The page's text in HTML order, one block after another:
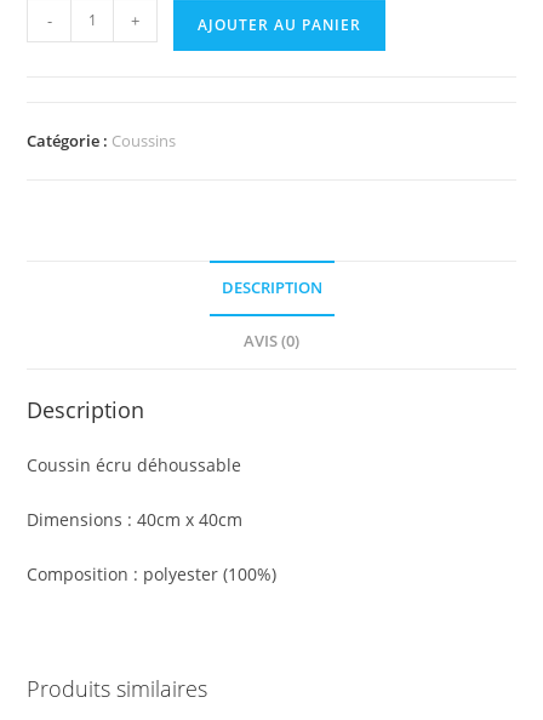
- + AJOUTER AU PANIER
Catégorie : Coussins
DESCRIPTION
AVIS (0)
Description
Coussin écru déhoussable
Dimensions : 40cm x 40cm
Composition : polyester (100%)
Produits similaires